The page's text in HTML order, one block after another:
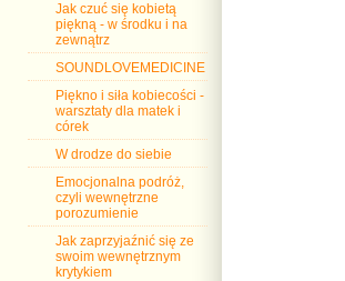
Jak czuć się kobietą
piękną - w środku i na
zewnątrz
SOUNDLOVEMEDICINE
Piękno i siła kobiecości -
warsztaty dla matek i
córek
W drodze do siebie
Emocjonalna podróż,
czyli wewnętrzne
porozumienie
Jak zaprzyjaźnić się ze
swoim wewnętrznym
krytykiem